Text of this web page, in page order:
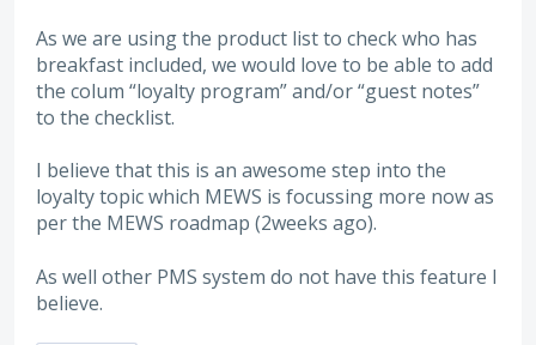
As we are using the product list to check who has
breakfast included, we would love to be able to add
the colum “loyalty program” and/or “guest notes”
to the checklist.
I believe that this is an awesome step into the
loyalty topic which MEWS is focussing more now as
per the MEWS roadmap (2weeks ago).
As well other PMS system do not have this feature I
believe.